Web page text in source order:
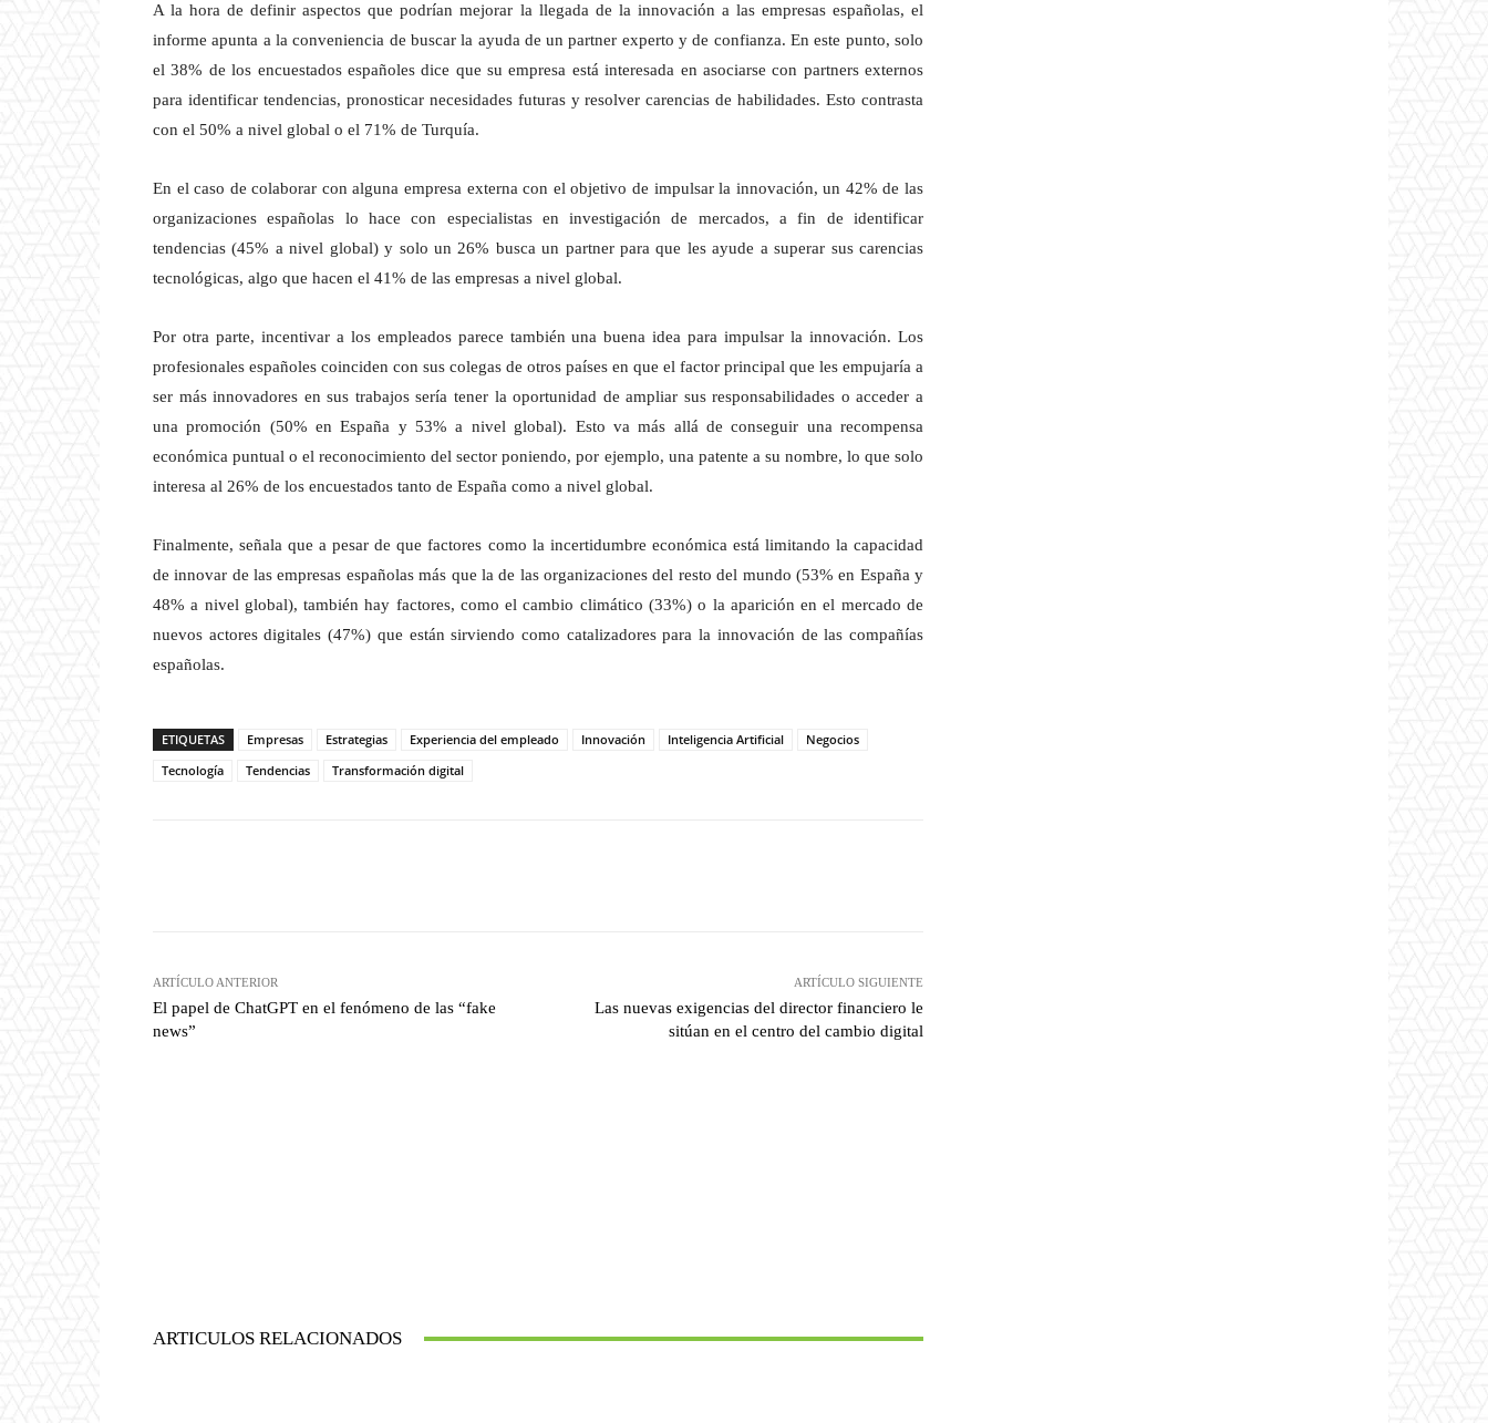
A la hora de definir aspectos que podrían mejorar la llegada de la innovación a las empresas españolas, el
informe apunta a la conveniencia de buscar la ayuda de un partner experto y de confianza. En este punto, solo
el 38% de los encuestados españoles dice que su empresa está interesada en asociarse con partners externos
para identificar tendencias, pronosticar necesidades futuras y resolver carencias de habilidades. Esto contrasta
con el 50% a nivel global o el 71% de Turquía.
En el caso de colaborar con alguna empresa externa con el objetivo de impulsar la innovación, un 42% de las
organizaciones españolas lo hace con especialistas en investigación de mercados, a fin de identificar
tendencias (45% a nivel global) y solo un 26% busca un partner para que les ayude a superar sus carencias
tecnológicas, algo que hacen el 41% de las empresas a nivel global.
Por otra parte, incentivar a los empleados parece también una buena idea para impulsar la innovación. Los
profesionales españoles coinciden con sus colegas de otros países en que el factor principal que les empujaría a
ser más innovadores en sus trabajos sería tener la oportunidad de ampliar sus responsabilidades o acceder a
una promoción (50% en España y 53% a nivel global). Esto va más allá de conseguir una recompensa
económica puntual o el reconocimiento del sector poniendo, por ejemplo, una patente a su nombre, lo que solo
interesa al 26% de los encuestados tanto de España como a nivel global.
Finalmente, señala que a pesar de que factores como la incertidumbre económica está limitando la capacidad
de innovar de las empresas españolas más que la de las organizaciones del resto del mundo (53% en España y
48% a nivel global), también hay factores, como el cambio climático (33%) o la aparición en el mercado de
nuevos actores digitales (47%) que están sirviendo como catalizadores para la innovación de las compañías
españolas.
ETIQUETAS Empresas Estrategias Experiencia del empleado Innovación Inteligencia Artificial
Negocios
Tecnología
Tendencias Transformación digital
ARTÍCULO ANTERIOR
El papel de ChatGPT en el fenómeno de las “fake
news”
ARTÍCULO SIGUIENTE
Las nuevas exigencias del director financiero le
sitúan en el centro del cambio digital
ARTICULOS RELACIONADOS